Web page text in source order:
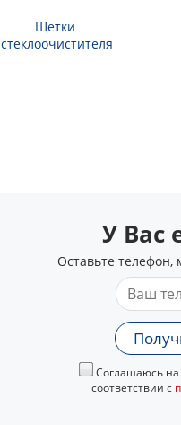
Щетки
стеклоочистителя
У Вас
Оставьте
Соглашаюсь на
соответствии с